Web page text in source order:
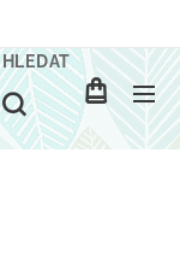
HLEDAT